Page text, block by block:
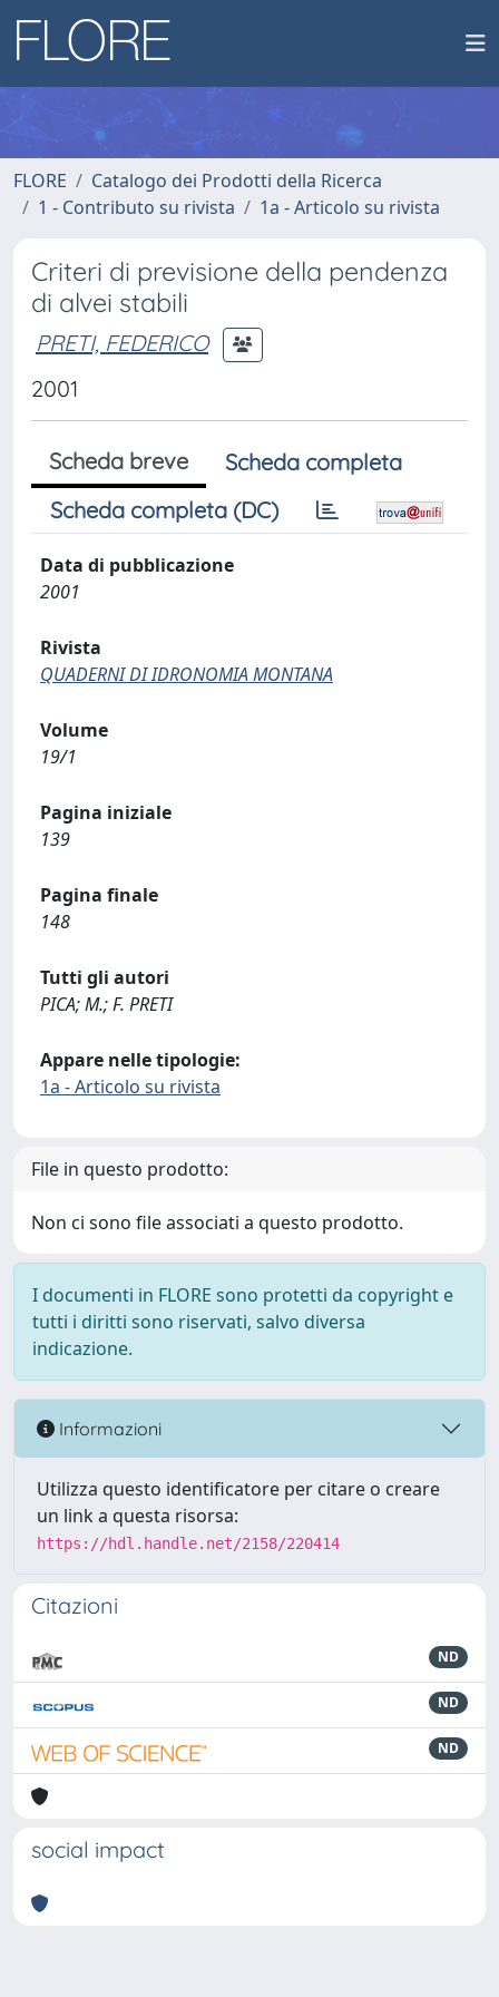
FLORE
Catalogo dei Prodotti della Ricerca
1 - Contributo su rivista
1a - Articolo su rivista
Criteri di previsione della pendenza
di alvei stabili
PRETI, FEDERICO
2001
Scheda breve
Scheda completa
Scheda completa (DC)
Data di pubblicazione
2001
Rivista
QUADERNI DI IDRONOMIA MONTANA
Volume
19/1
Pagina iniziale
139
Pagina finale
148
Tutti gli autori
PICA; M.; F. PRETI
Appare nelle tipologie:
1a - Articolo su rivista
File in questo prodotto:
Non ci sono file associati a questo prodotto.
I documenti in FLORE sono protetti da copyright e
tutti i diritti sono riservati, salvo diversa
indicazione.
Informazioni
Utilizza questo identificatore per citare o creare
un link a questa risorsa:
https://hdl.handle.net/2158/220414
Citazioni
ND
ND
ND
social impact